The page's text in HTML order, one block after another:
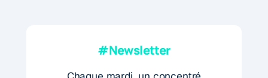
#Newsletter